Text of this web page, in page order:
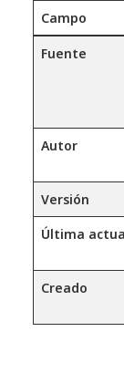
Campo
Fuente
Autor
Versión
Última
Creado